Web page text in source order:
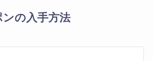
の入手方法